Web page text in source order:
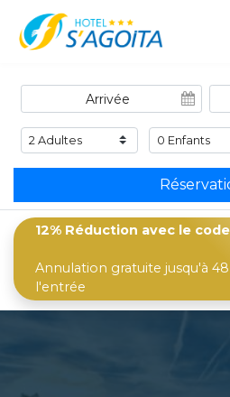
12% Réduction avec le
Annulation gratuite jusqu'à
l'entrée